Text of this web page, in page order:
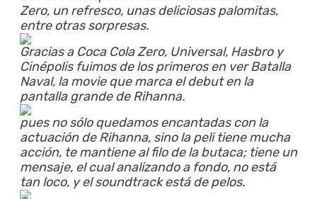
Zero, un refresco, unas deliciosas palomitas,
entre otras sorpresas.
Gracias a Coca Cola Zero, Universal, Hasbro y
Cinépolis fuimos de los primeros en ver Batalla
Naval, la movie que marca el debut en la
pantalla grande de Rihanna.
pues no sólo quedamos encantadas con la
actuación de Rihanna, sino la peli tiene mucha
acción, te mantiene al filo de la butaca; tiene un
mensaje, el cual analizando a fondo, no está
tan loco, y el soundtrack está de pelos.